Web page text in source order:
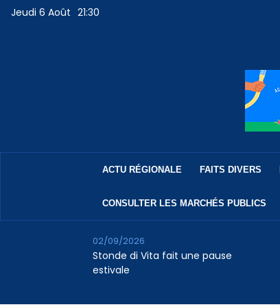
Jeudi 6 Août 21:30
ACTU RÉGIONALE FAITS DIVERS
CONSULTER LES MARCHÉS PUBLICS
Stonde di Vita fait une pause
estivale
02/09/2026